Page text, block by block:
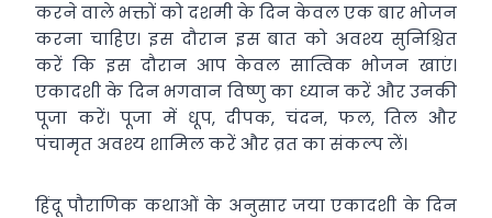
करने वाले भक्तों को दशमी के दिन केवल एक बार भोजन
करना चाहिए। इस दौरान इस बात को अवश्य सुनिश्चित
करें कि इस दौरान आप केवल सात्विक भोजन खाएं।
एकादशी के दिन भगवान विष्णु का ध्यान करें और उनकी
पूजा करें। पूजा में धूप, दीपक, चंदन, फल, तिल और
पंचामृत अवश्य शामिल करें और व्रत का संकल्प लें।
हिंदू पौराणिक कथाओं के अनुसार जया एकादशी के दिन